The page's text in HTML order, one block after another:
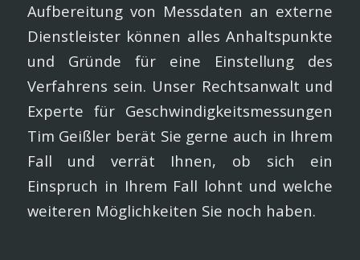
Aufbereitung von Messdaten an externe
Dienstleister können alles Anhaltspunkte
und Gründe für eine Einstellung des
Verfahrens sein. Unser Rechtsanwalt und
Experte für Geschwindigkeitsmessungen
Tim Geißler berät Sie gerne auch in Ihrem
Fall und verrät Ihnen, ob sich ein
Einspruch in Ihrem Fall lohnt und welche
weiteren Möglichkeiten Sie noch haben.